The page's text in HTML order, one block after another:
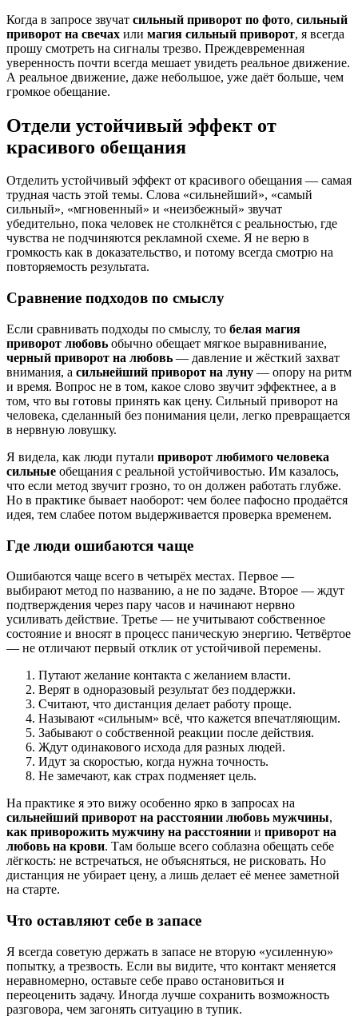
Когда в запросе звучат сильный приворот по фото, сильный
приворот на свечах или магия сильный приворот, я всегда
прошу смотреть на сигналы трезво. Преждевременная
уверенность почти всегда мешает увидеть реальное движение.
А реальное движение, даже небольшое, уже даёт больше, чем
громкое обещание.
Отдели устойчивый эффект от
красивого обещания
Отделить устойчивый эффект от красивого обещания — самая
трудная часть этой темы. Слова «сильнейший», «самый
сильный», «мгновенный» и «неизбежный» звучат
убедительно, пока человек не столкнётся с реальностью, где
чувства не подчиняются рекламной схеме. Я не верю в
громкость как в доказательство, и потому всегда смотрю на
повторяемость результата.
Сравнение подходов по смыслу
Если сравнивать подходы по смыслу, то белая магия
приворот любовь обычно обещает мягкое выравнивание,
черный приворот на любовь — давление и жёсткий захват
внимания, а сильнейший приворот на луну — опору на ритм
и время. Вопрос не в том, какое слово звучит эффектнее, а в
том, что вы готовы принять как цену. Сильный приворот на
человека, сделанный без понимания цели, легко превращается
в нервную ловушку.
Я виделa, как люди путали приворот любимого человека
сильные обещания с реальной устойчивостью. Им казалось,
что если метод звучит грозно, то он должен работать глубже.
Но в практике бывает наоборот: чем более пафосно продаётся
идея, тем слабее потом выдерживается проверка временем.
Где люди ошибаются чаще
Ошибаются чаще всего в четырёх местах. Первое —
выбирают метод по названию, а не по задаче. Второе — ждут
подтверждения через пару часов и начинают нервно
усиливать действие. Третье — не учитывают собственное
состояние и вносят в процесс паническую энергию. Четвёртое
— не отличают первый отклик от устойчивой перемены.
Путают желание контакта с желанием власти.
Верят в одноразовый результат без поддержки.
Считают, что дистанция делает работу проще.
Называют «сильным» всё, что кажется впечатляющим.
Забывают о собственной реакции после действия.
Ждут одинакового исхода для разных людей.
Идут за скоростью, когда нужна точность.
Не замечают, как страх подменяет цель.
На практике я это вижу особенно ярко в запросах на
сильнейший приворот на расстоянии любовь мужчины,
как приворожить мужчину на расстоянии и приворот на
любовь на крови. Там больше всего соблазна обещать себе
лёгкость: не встречаться, не объясняться, не рисковать. Но
дистанция не убирает цену, а лишь делает её менее заметной
на старте.
Что оставляют себе в запасе
Я всегда советую держать в запасе не вторую «усиленную»
попытку, а трезвость. Если вы видите, что контакт меняется
неравномерно, оставьте себе право остановиться и
переоценить задачу. Иногда лучше сохранить возможность
разговора, чем загонять ситуацию в тупик.